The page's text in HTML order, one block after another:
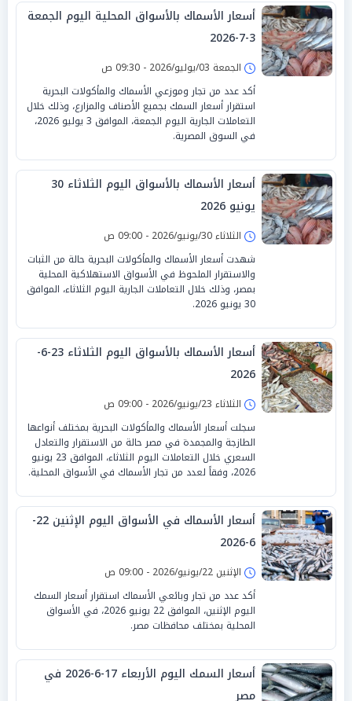
أسعار الأسماك بالأسواق المحلية اليوم الجمعة
3-7-2026
الجمعة 03/يوليو/2026 - 09:30 ص
أكد عدد من تجار وموزعي الأسماك والمأكولات البحرية
استقرار أسعار السمك بجميع الأصناف والمزارع، وذلك خلال
التعاملات الجارية اليوم الجمعة، الموافق 3 يوليو 2026،
في السوق المصرية.
أسعار الأسماك بالأسواق اليوم الثلاثاء 30
يونيو 2026
الثلاثاء 30/يونيو/2026 - 09:00 ص
شهدت أسعار الأسماك والمأكولات البحرية حالة من الثبات
والاستقرار الملحوظ في الأسواق الاستهلاكية المحلية
بمصر، وذلك خلال التعاملات الجارية اليوم الثلاثاء، الموافق
30 يونيو 2026.
أسعار الأسماك بالأسواق اليوم الثلاثاء 23-6-
2026
الثلاثاء 23/يونيو/2026 - 09:00 ص
سجلت أسعار الأسماك والمأكولات البحرية بمختلف أنواعها
الطازجة والمجمدة في مصر حالة من الاستقرار والتعادل
السعري خلال التعاملات اليوم الثلاثاء، الموافق 23 يونيو
2026، وفقاً لعدد من تجار الأسماك في الأسواق المحلية.
أسعار الأسماك في الأسواق اليوم الإثنين 22-
6-2026
الإثنين 22/يونيو/2026 - 09:00 ص
أكد عدد من تجار وبائعي الأسماك استقرار أسعار السمك
اليوم الإثنين، الموافق 22 يونيو 2026، في الأسواق
المحلية بمختلف محافظات مصر.
أسعار السمك اليوم الأربعاء 17-6-2026 في
مصر